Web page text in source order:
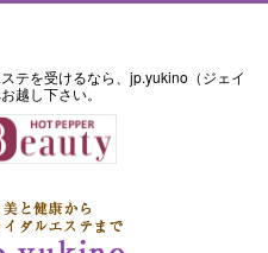
テを受けるなら、jp.yukino（ジェイ
越し下さい。